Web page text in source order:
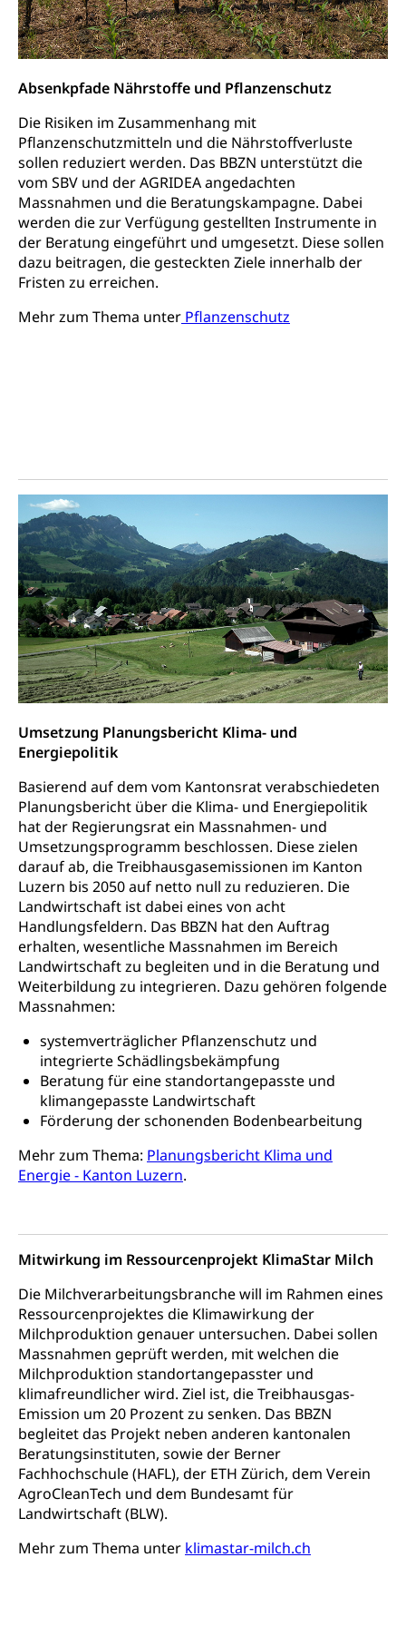
Absenkpfade Nährstoffe und Pflanzenschutz
Die Risiken im Zusammenhang mit
Pflanzenschutzmitteln und die Nährstoffverluste
sollen reduziert werden. Das BBZN unterstützt die
vom SBV und der AGRIDEA angedachten
Massnahmen und die Beratungskampagne. Dabei
werden die zur Verfügung gestellten Instrumente in
der Beratung eingeführt und umgesetzt. Diese sollen
dazu beitragen, die gesteckten Ziele innerhalb der
Fristen zu erreichen.
Mehr zum Thema unter Pflanzenschutz
Umsetzung Planungsbericht Klima- und
Energiepolitik
Basierend auf dem vom Kantonsrat verabschiedeten
Planungsbericht über die Klima- und Energiepolitik
hat der Regierungsrat ein Massnahmen- und
Umsetzungsprogramm beschlossen. Diese zielen
darauf ab, die Treibhausgasemissionen im Kanton
Luzern bis 2050 auf netto null zu reduzieren. Die
Landwirtschaft ist dabei eines von acht
Handlungsfeldern. Das BBZN hat den Auftrag
erhalten, wesentliche Massnahmen im Bereich
Landwirtschaft zu begleiten und in die Beratung und
Weiterbildung zu integrieren. Dazu gehören folgende
Massnahmen:
systemverträglicher Pflanzenschutz und
integrierte Schädlingsbekämpfung
Beratung für eine standortangepasste und
klimangepasste Landwirtschaft
Förderung der schonenden Bodenbearbeitung
Mehr zum Thema: Planungsbericht Klima und
Energie - Kanton Luzern.
Mitwirkung im Ressourcenprojekt KlimaStar Milch
Die Milchverarbeitungsbranche will im Rahmen eines
Ressourcenprojektes die Klimawirkung der
Milchproduktion genauer untersuchen. Dabei sollen
Massnahmen geprüft werden, mit welchen die
Milchproduktion standortangepasster und
klimafreundlicher wird. Ziel ist, die Treibhausgas-
Emission um 20 Prozent zu senken. Das BBZN
begleitet das Projekt neben anderen kantonalen
Beratungsinstituten, sowie der Berner
Fachhochschule (HAFL), der ETH Zürich, dem Verein
AgroCleanTech und dem Bundesamt für
Landwirtschaft (BLW).
Mehr zum Thema unter klimastar-milch.ch
Boden
Liegenschaft, Immobilie, Grundstück
ÖREB-Kataster
Grundeigentümerabfrage
Energie
Strom, Energieversorgung, Stromversorgung,
Energieverbrauch, Stromverbrauch, Energiequelle,
Windenergie, Wasserkraft, Sonnenenergie, fossile
Energie, erneuerbare Energie, Biomasse
Energiefachstellenkonferenz Zentralschweiz
Grundbuch
Grundbucheintrag, Grundbuchamt,
Grundeigentum, Grundstück
Grundbuch
Grundbuchplan mit Eigentümerabfrage
(Geoportal)
Luft und Klima
Luftreinhaltung, Luftverschmutzung, Klimaschutz,
Klimaveränderung, Treibhauseffekt
Raum und Wirtschaft rawi